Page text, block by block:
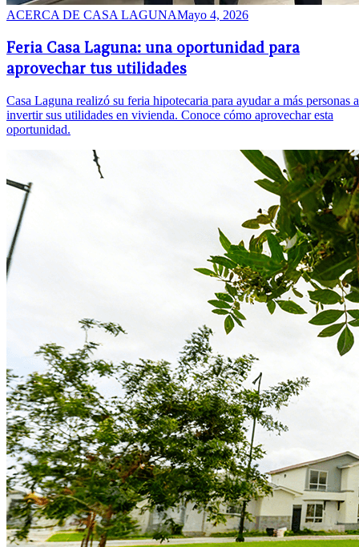
ACERCA DE CASA LAGUNAMayo 4, 2026
Feria Casa Laguna: una oportunidad para
aprovechar tus utilidades
Casa Laguna realizó su feria hipotecaria para ayudar a más personas a
invertir sus utilidades en vivienda. Conoce cómo aprovechar esta
oportunidad.